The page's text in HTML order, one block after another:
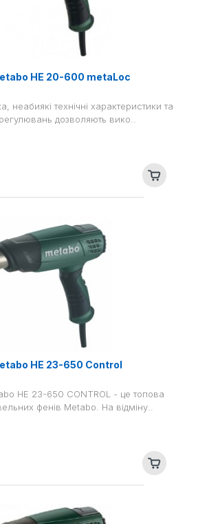
HE 20-600 metaLoc
неабиякі технічні характеристики та
дозволяють вико..
HE 23-650 Control
HE 23-650 CONTROL - це топова
фенів Metabo. На відміну..